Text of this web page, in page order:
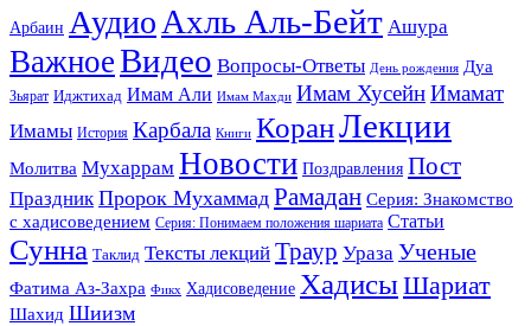
Арбаин Аудио Ахль Аль-Бейт Ашура
ВажноеВидео Вопросы-Ответы День рождения Дуа
Зьярат Иджтихад Имам Али Имам Махди Имам ХусейнИмамат
Имамы История Карбала Книги КоранЛекции
Молитва Мухаррам Новости Поздравления Пост
Праздник Пророк Мухаммад Рамадан Серия: Знакомство
с хадисоведением Серия: Понимаем положения шариата Статьи
Сунна Таклид Тексты лекций Траур Ураза Ученые
Фатима Аз-Захра Фикх Хадисоведение ХадисыШариат
Шахид Шиизм